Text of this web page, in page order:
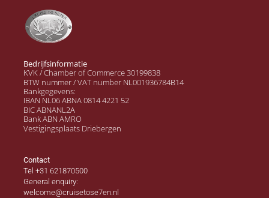
Bedrijfsinformatie
KVK / Chamber of Commerce 30199838
BTW nummer / VAT number NL001936784B14
Bankgegevens:
IBAN NL06 ABNA 0814 4221 52
BIC ABNANL2A
Bank ABN AMRO
Vestigingsplaats Driebergen
Contact
Tel +31 621870500
General enquiry:
welcome@cruisetose7en.nl